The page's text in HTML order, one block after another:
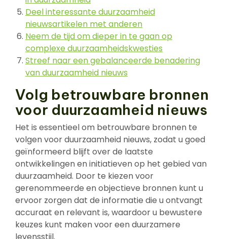
Deel interessante duurzaamheid
nieuwsartikelen met anderen
Neem de tijd om dieper in te gaan op
complexe duurzaamheidskwesties
Streef naar een gebalanceerde benadering
van duurzaamheid nieuws
Volg betrouwbare bronnen
voor duurzaamheid nieuws
Het is essentieel om betrouwbare bronnen te
volgen voor duurzaamheid nieuws, zodat u goed
geïnformeerd blijft over de laatste
ontwikkelingen en initiatieven op het gebied van
duurzaamheid. Door te kiezen voor
gerenommeerde en objectieve bronnen kunt u
ervoor zorgen dat de informatie die u ontvangt
accuraat en relevant is, waardoor u bewustere
keuzes kunt maken voor een duurzamere